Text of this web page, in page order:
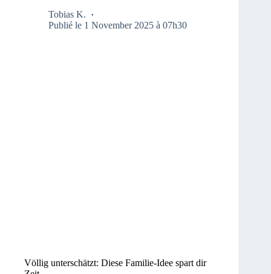
Tobias K.
Publié le 1 November 2025 à 07h30
Völlig unterschätzt: Diese Familie-Idee spart dir